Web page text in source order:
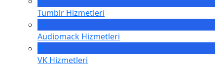
Tumblr Hizmetleri
Audiomack Hizmetleri
VK Hizmetleri